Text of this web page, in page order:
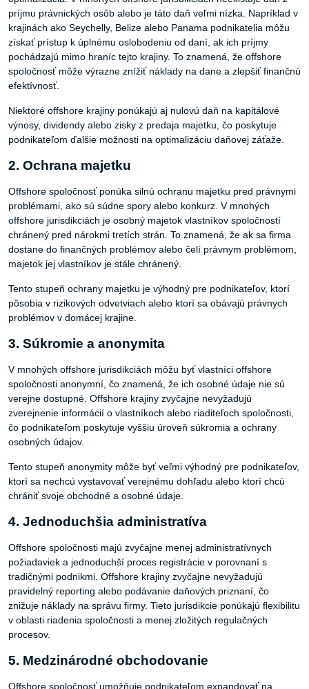
príjmu právnických osôb alebo je táto daň veľmi nízka. Napríklad v
krajinách ako Seychelly, Belize alebo Panama podnikatelia môžu
získať prístup k úplnému oslobodeniu od daní, ak ich príjmy
pochádzajú mimo hraníc tejto krajiny. To znamená, že offshore
spoločnosť môže výrazne znížiť náklady na dane a zlepšiť finančnú
efektívnosť.
Niektoré offshore krajiny ponúkajú aj nulovú daň na kapitálové
výnosy, dividendy alebo zisky z predaja majetku, čo poskytuje
podnikateľom ďalšie možnosti na optimalizáciu daňovej záťaže.
2. Ochrana majetku
Offshore spoločnosť ponúka silnú ochranu majetku pred právnymi
problémami, ako sú súdne spory alebo konkurz. V mnohých
offshore jurisdikciách je osobný majetok vlastníkov spoločností
chránený pred nárokmi tretích strán. To znamená, že ak sa firma
dostane do finančných problémov alebo čelí právnym problémom,
majetok jej vlastníkov je stále chránený.
Tento stupeň ochrany majetku je výhodný pre podnikateľov, ktorí
pôsobia v rizikových odvetviach alebo ktorí sa obávajú právnych
problémov v domácej krajine.
3. Súkromie a anonymita
V mnohých offshore jurisdikciách môžu byť vlastníci offshore
spoločnosti anonymní, čo znamená, že ich osobné údaje nie sú
verejne dostupné. Offshore krajiny zvyčajne nevyžadujú
zverejnenie informácií o vlastníkoch alebo riaditeľoch spoločnosti,
čo podnikateľom poskytuje vyššiu úroveň súkromia a ochrany
osobných údajov.
Tento stupeň anonymity môže byť veľmi výhodný pre podnikateľov,
ktorí sa nechcú vystavovať verejnému dohľadu alebo ktorí chcú
chrániť svoje obchodné a osobné údaje.
4. Jednoduchšia administratíva
Offshore spoločnosti majú zvyčajne menej administratívnych
požiadaviek a jednoduchší proces registrácie v porovnaní s
tradičnými podnikmi. Offshore krajiny zvyčajne nevyžadujú
pravidelný reporting alebo podávanie daňových priznaní, čo
znižuje náklady na správu firmy. Tieto jurisdikcie ponúkajú flexibilitu
v oblasti riadenia spoločnosti a menej zložitých regulačných
procesov.
5. Medzinárodné obchodovanie
Offshore spoločnosť umožňuje podnikateľom expandovať na